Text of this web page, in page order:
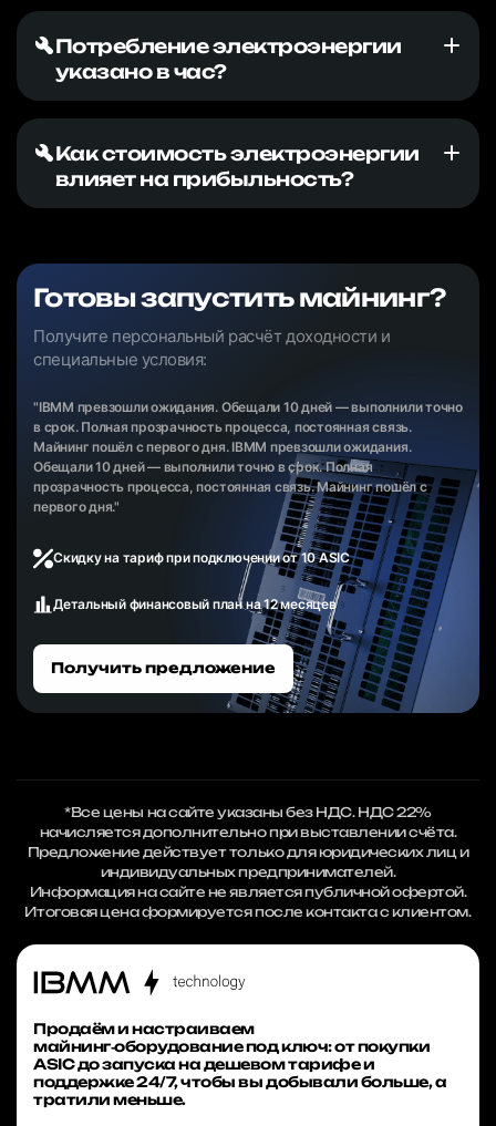
Потребление электроэнергии
указано в час?
Как стоимость электроэнергии
влияет на прибыльность?
Готовы запустить майнинг?
Получите персональный расчёт доходности и
специальные условия:
"IBMM превзошли ожидания. Обещали 10 дней — выполнили точно
в срок. Полная прозрачность процесса, постоянная связь.
Майнинг пошёл с первого дня. IBMM превзошли ожидания.
Обещали 10 дней — выполнили точно в срок. Полная
прозрачность процесса, постоянная связь. Майнинг пошёл с
первого дня."
Скидку на тариф при подключении от 10 ASIC
Детальный финансовый план на 12 месяцев
Получить предложение
*Все цены на сайте указаны без НДС. НДС 22%
начисляется дополнительно при выставлении счёта.
Предложение действует только для юридических лиц и
индивидуальных предпринимателей.
Информация на сайте не является публичной офертой.
Итоговая цена формируется после контакта с клиентом.
Продаём и настраиваем
майнинг‑оборудование под ключ: от покупки
ASIC до запуска на дешевом тарифе и
поддержке 24/7, чтобы вы добывали больше, а
тратили меньше.